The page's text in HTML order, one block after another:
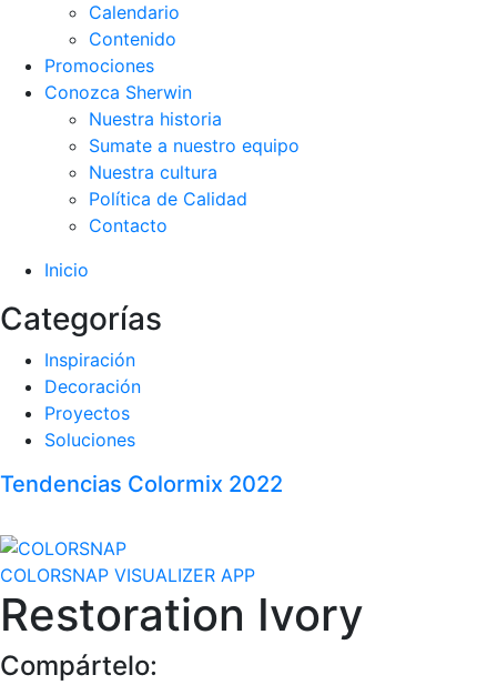
Calendario
Contenido
Promociones
Conozca Sherwin
Nuestra historia
Sumate a nuestro equipo
Nuestra cultura
Política de Calidad
Contacto
Inicio
Categorías
Inspiración
Decoración
Proyectos
Soluciones
Tendencias Colormix 2022
COLORSNAP VISUALIZER APP
Restoration Ivory
Compártelo: